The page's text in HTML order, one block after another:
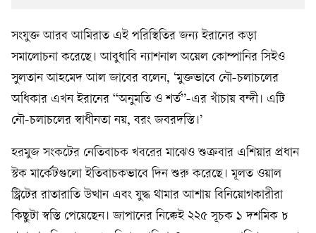
সংযুক্ত আরব আমিরাত এই পরিস্থিতির জন্য ইরানের কড়া
সমালোচনা করেছে। আবুধাবি ন্যাশনাল অয়েল কোম্পানির সিইও
সুলতান আহমেদ আল জাবের বলেন, ‘মুক্তভাবে নৌ-চলাচলের
অধিকার এখন ইরানের “অনুমতি ও শর্ত”-এর খাঁচায় বন্দী। এটি
নৌ-চলাচলের স্বাধীনতা নয়, বরং জবরদস্তি।’
হরমুজ সংকটের নেতিবাচক খবরের মাঝেও শুক্রবার এশিয়ার প্রধান
স্টক মার্কেটগুলো ইতিবাচকভাবে দিন শুরু করেছে। মূলত ওয়াল
স্ট্রিটের রাতারাতি উত্থান এবং যুদ্ধ থামার আশায় বিনিয়োগকারীরা
কিছুটা স্বস্তি পেয়েছেন। জাপানের নিক্কেই ২২৫ সূচক ১ দশমিক ৮